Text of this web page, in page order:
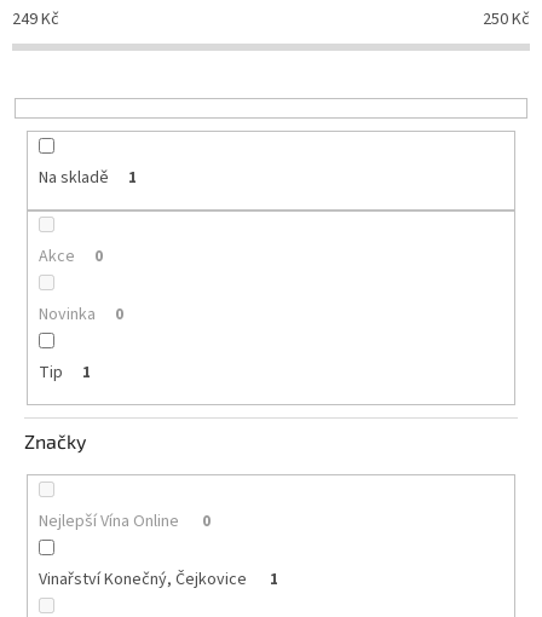
Delikatesy
Vývrtky
Akční
poukazy
Získat
slevu
Blog
Mladé
a
Svatomartinské
víno
Prodej
vína
Akční
nabídka
o
d
k
t
249Kč 250Kč
Na skladě 1
Akce 0
Novinka 0
Tip 1
Značky
Nejlepší Vína Online 0
Vinařství Konečný, Čejkovice 1